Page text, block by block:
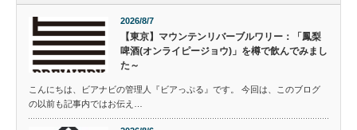
2026/8/7
【東京】マウンテンリバーブルワリー：「鳳梨
啤酒(オンライピージョウ)」を樽で飲んでみまし
た～
こんにちは、ビアナビの管理人『ビアっぷる』です。 今回は、このブログ
の以前も記事内ではお伝え…